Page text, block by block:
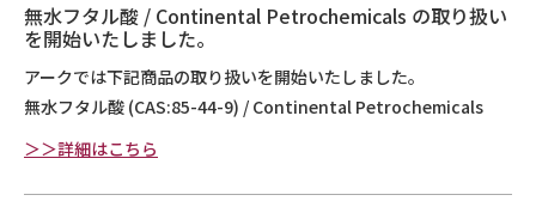
無水フタル酸 / Continental Petrochemicals の取り扱い
を開始いたしました。
アークでは下記商品の取り扱いを開始いたしました。
無水フタル酸 (CAS:85-44-9) / Continental Petrochemicals
＞＞詳細はこちら